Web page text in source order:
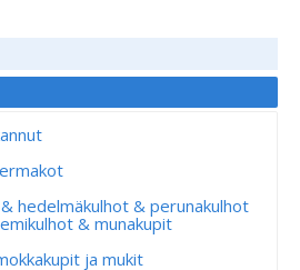
hedelmäkulhot & perunakulhot
& munakupit
ja mukit